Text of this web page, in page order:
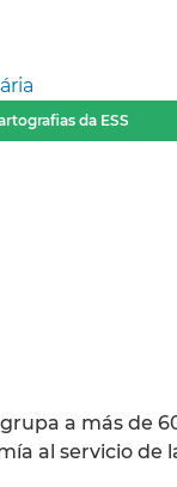
da ESS
a más de
al servicio de